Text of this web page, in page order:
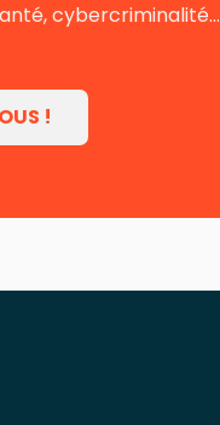
cybercriminalité…
!